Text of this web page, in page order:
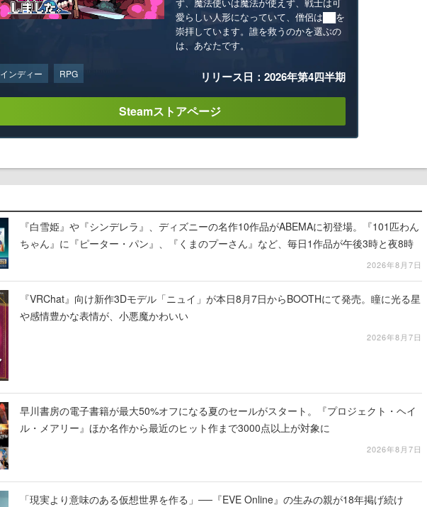
ず、魔法使いは魔法が使えず、戦士は可
愛らしい人形になっていて、僧侶は██を
崇拝しています。誰を救うのかを選ぶの
は、あなたです。
インディー RPG リリース日：2026年第4四半期
Steamストアページ
『白雪姫』や『シンデレラ』、ディズニーの名作10作品がABEMAに初登場。『101匹わん
ちゃん』に『ピーター・パン』、『くまのプーさん』など、毎日1作品が午後3時と夜8時
2026年8月7日
『VRChat』向け新作3Dモデル「ニュイ」が本日8月7日からBOOTHにて発売。瞳に光る星
や感情豊かな表情が、小悪魔かわいい
2026年8月7日
早川書房の電子書籍が最大50%オフになる夏のセールがスタート。『プロジェクト・ヘイ
ル・メアリー』ほか名作から最近のヒット作まで3000点以上が対象に
2026年8月7日
「現実より意味のある仮想世界を作る」──『EVE Online』の生みの親が18年掲げ続け